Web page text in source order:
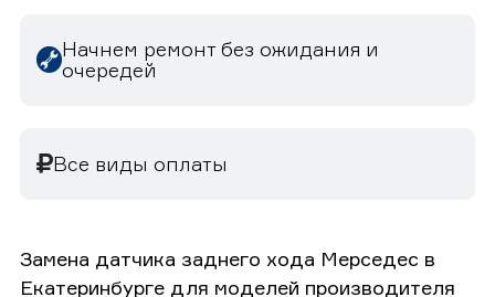
Начнем ремонт без ожидания и
очередей
Все виды оплаты
Замена датчика заднего хода Мерседес в
Екатеринбурге для моделей производителя